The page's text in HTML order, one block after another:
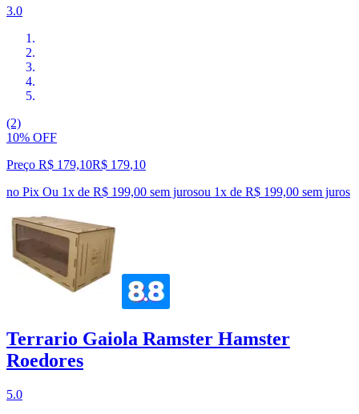
3.0
(2)
10% OFF
Preço R$ 179,10R$ 179,10
no Pix Ou 1x de R$ 199,00 sem jurosou 1x de R$ 199,00 sem juros
Terrario Gaiola Ramster Hamster
Roedores
5.0